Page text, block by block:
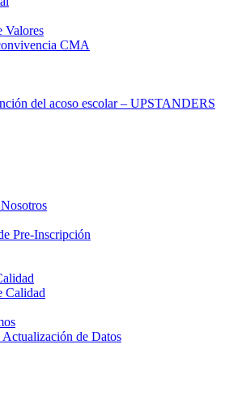
Valores
CMA
del acoso escolar – UPSTANDERS
Pre-Inscripción
Calidad
de Datos